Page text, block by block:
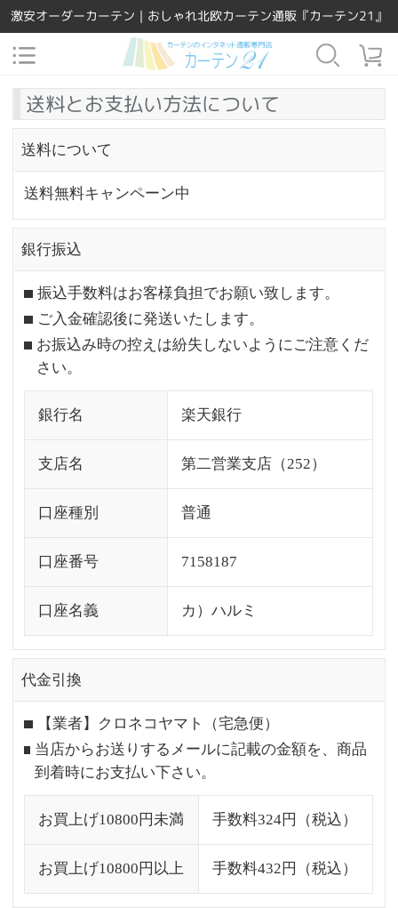
激安オーダーカーテン｜おしゃれ北欧カーテン通販『カーテン21』
送料とお支払い方法について
送料について
送料無料キャンペーン中
銀行振込
振込手数料はお客様負担でお願い致します。
ご入金確認後に発送いたします。
お振込み時の控えは紛失しないようにご注意くだ
さい。
銀行名 楽天銀行
支店名 第二営業支店（252）
口座種別 普通
口座番号 7158187
口座名義 カ）ハルミ
代金引換
【業者】クロネコヤマト（宅急便）
当店からお送りするメールに記載の金額を、商品
到着時にお支払い下さい。
お買上げ10800円未満 手数料324円（税込）
お買上げ10800円以上 手数料432円（税込）